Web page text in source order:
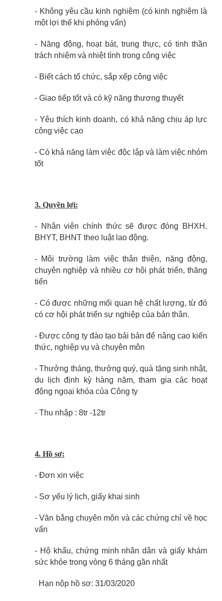
- Không yêu cầu kinh nghiệm (có kinh nghiệm là
một lợi thế khi phỏng vấn)
- Năng động, hoạt bát, trung thực, có tinh thần
trách nhiệm và nhiệt tình trong công việc
- Biết cách tổ chức, sắp xếp công việc
- Giao tiếp tốt và có kỹ năng thương thuyết
- Yêu thích kinh doanh, có khả năng chịu áp lực
công việc cao
- Có khả năng làm việc độc lập và làm việc nhóm
tốt
3. Quyền lợi:
- Nhân viên chính thức sẽ được đóng BHXH.
BHYT, BHNT theo luật lao động.
- Môi trường làm việc thân thiện, năng động,
chuyên nghiệp và nhiều cơ hội phát triển, thăng
tiến
- Có được những mối quan hệ chất lượng, từ đó
có cơ hội phát triển sự nghiệp của bản thân.
- Được công ty đào tạo bải bản để nâng cao kiến
thức, nghiệp vụ và chuyên môn
- Thưởng tháng, thưởng quý, quà tặng sinh nhật,
du lịch định kỳ hàng năm, tham gia các hoạt
động ngoại khóa của Công ty
- Thu nhập : 8tr -12tr
4. Hồ sơ:
- Đơn xin việc
- Sơ yếu lý lịch, giấy khai sinh
- Văn bằng chuyên môn và các chứng chỉ về học
vấn
- Hộ khẩu, chứng minh nhân dân và giấy khám
sức khỏe trong vòng 6 tháng gần nhất
Hạn nộp hồ sơ: 31/03/2020